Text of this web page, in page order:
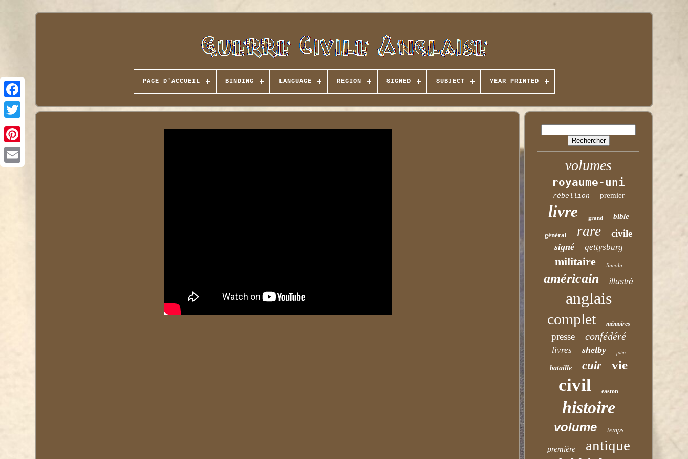
PAGE D'ACCUEIL BINDING LANGUAGE REGION SIGNED SUBJECT YEAR PRINTED
volumes
royaume-uni
rébellion premier
livre grand bible
général rare civile
signé gettysburg
militaire lincoln
américain illustré
anglais
complet mémoires
presse confédéré
livres shelby john
bataille cuir vie
civil easton
histoire
volume temps
première antique